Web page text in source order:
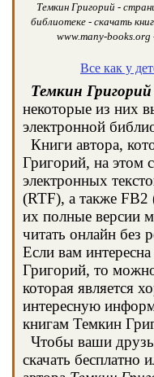
Темкин Григорий -
библиотеке - скачать
www.many-books.org
Все как у
Темкин Григорий
некоторые из них
электронной
Книги автора,
Григорий, на этом
электронных
(RTF), а также
их полные версии
читать онлайн без
Если вам
Григорий, то
которая является
интересную
книгам Темкин
Чтобы ваши
скачать бесплатно